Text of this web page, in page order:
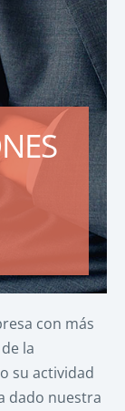
con más
la
su actividad
dado nuestra